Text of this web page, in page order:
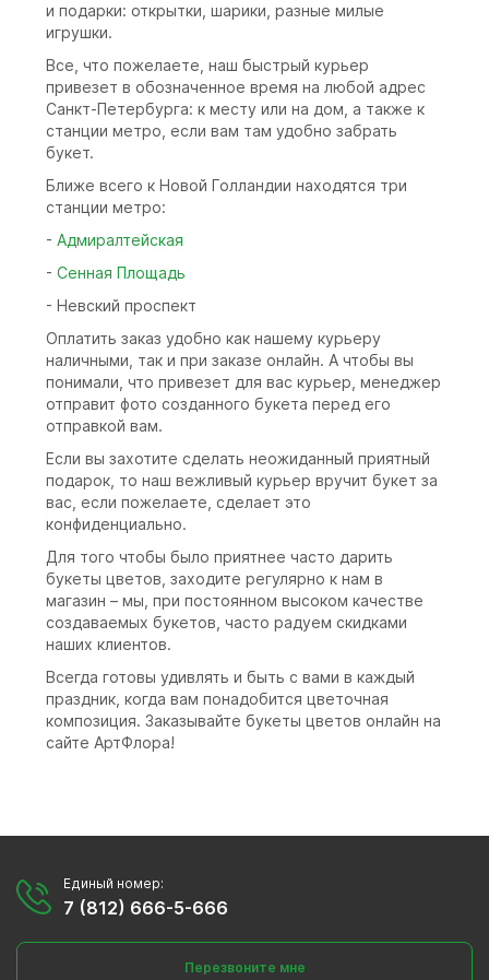
и подарки: открытки, шарики, разные милые
игрушки.
Все, что пожелаете, наш быстрый курьер
привезет в обозначенное время на любой адрес
Санкт-Петербурга: к месту или на дом, а также к
станции метро, если вам там удобно забрать
букет.
Ближе всего к Новой Голландии находятся три
станции метро:
- Адмиралтейская
- Сенная Площадь
- Невский проспект
Оплатить заказ удобно как нашему курьеру
наличными, так и при заказе онлайн. А чтобы вы
понимали, что привезет для вас курьер, менеджер
отправит фото созданного букета перед его
отправкой вам.
Если вы захотите сделать неожиданный приятный
подарок, то наш вежливый курьер вручит букет за
вас, если пожелаете, сделает это
конфиденциально.
Для того чтобы было приятнее часто дарить
букеты цветов, заходите регулярно к нам в
магазин – мы, при постоянном высоком качестве
создаваемых букетов, часто радуем скидками
наших клиентов.
Всегда готовы удивлять и быть с вами в каждый
праздник, когда вам понадобится цветочная
композиция. Заказывайте букеты цветов онлайн на
сайте АртФлора!
Единый номер:
7 (812) 666-5-666
Перезвоните мне